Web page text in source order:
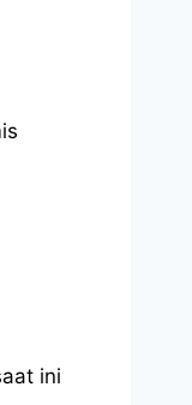
ini